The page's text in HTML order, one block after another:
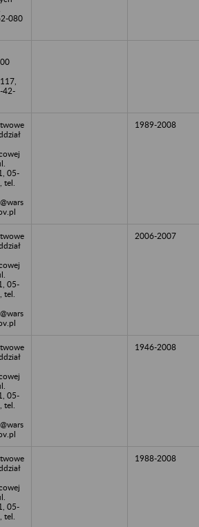
080
42-
05-
tel.
1989-2008
05-
tel.
2006-2007
05-
tel.
1946-2008
05-
tel.
1988-2008